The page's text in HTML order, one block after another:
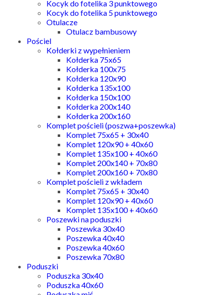
Kocyk do fotelika 3 punktowego
Kocyk do fotelika 5 punktowego
Otulacze
Otulacz bambusowy
Pościel
Kołderki z wypełnieniem
Kołderka 75x65
Kołderka 100x75
Kołderka 120x90
Kołderka 135x100
Kołderka 150x100
Kołderka 200x140
Kołderka 200x160
Komplet pościeli (poszwa+poszewka)
Komplet 75x65 + 30x40
Komplet 120x90 + 40x60
Komplet 135x100 + 40x60
Komplet 200x140 + 70x80
Komplet 200x160 + 70x80
Komplet pościeli z wkładem
Komplet 75x65 + 30x40
Komplet 120x90 + 40x60
Komplet 135x100 + 40x60
Poszewki na poduszki
Poszewka 30x40
Poszewka 40x40
Poszewka 40x60
Poszewka 70x80
Poduszki
Poduszka 30x40
Poduszka 40x60